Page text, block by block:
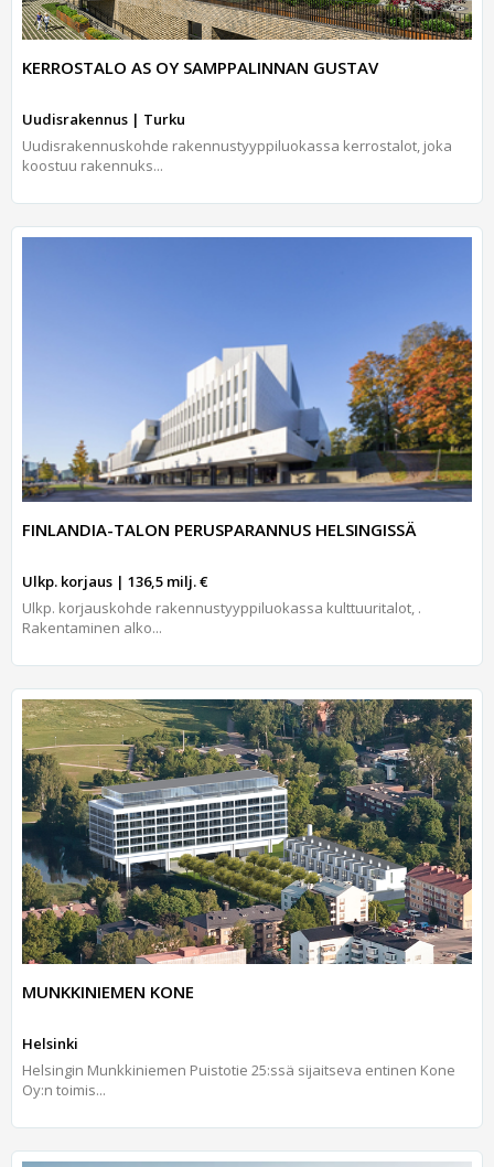
KERROSTALO AS OY SAMPPALINNAN GUSTAV
Uudisrakennus | Turku
Uudisrakennuskohde rakennustyyppiluokassa kerrostalot, joka
koostuu rakennuks...
FINLANDIA-TALON PERUSPARANNUS HELSINGISSÄ
Ulkp. korjaus | 136,5 milj. €
Ulkp. korjauskohde rakennustyyppiluokassa kulttuuritalot, .
Rakentaminen alko...
MUNKKINIEMEN KONE
Helsinki
Helsingin Munkkiniemen Puistotie 25:ssä sijaitseva entinen Kone
Oy:n toimis...